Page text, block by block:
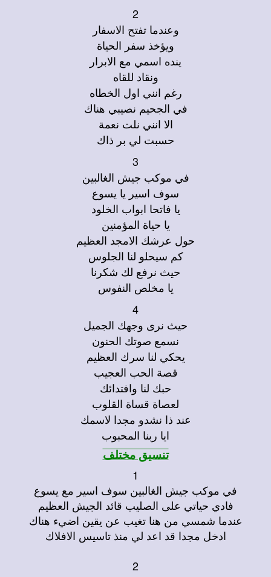
2
وعندما تفتح الاسفار
ويؤخذ سفر الحياة
ينده اسمي مع الابرار
ونقاد للقاه
رغم انني اول الخطاه
في الجحيم نصيبي هناك
الا انني نلت نعمة
حسبت لي بر ذاك
3
في موكب جيش الغالبين
سوف اسير يا يسوع
يا فاتحا ابواب الخلود
يا حياة المؤمنين
حول عرشك الامجد العظيم
كم سيحلو لنا الجلوس
حيث نرفع لك شكرنا
يا مخلص النفوس
4
حيث نرى وجهك الجميل
نسمع صوتك الحنون
يحكي لنا سرك العظيم
قصة الحب العجيب
حبك لنا وافتدائك
لعصاة قساة القلوب
عند ذا نشدو مجدا لاسمك
ايا ربنا المحبوب
تنسيق مختلف
1
في موكب جيش الغالبين سوف اسير مع يسوع
فادي حياتي على الصليب قائد الجيش العظيم
عندما شمسي من هنا تغيب عن يقين اضيء هناك
ادخل مجدا قد اعد لي منذ تاسيس الافلاك
2